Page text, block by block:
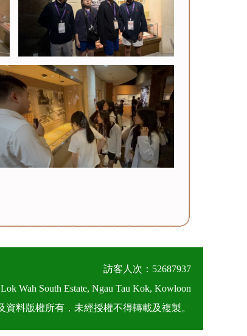
訪客人次：52687937
Wah South Estate, Ngau Tau Kok, Kowloon
資料版權所有，未經授權不得轉載及複製。